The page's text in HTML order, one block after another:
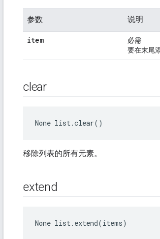
参数 说明
item
必需
要在末尾
clear
None list.clear()
移除列表的所有元素。
extend
None list.extend(items)